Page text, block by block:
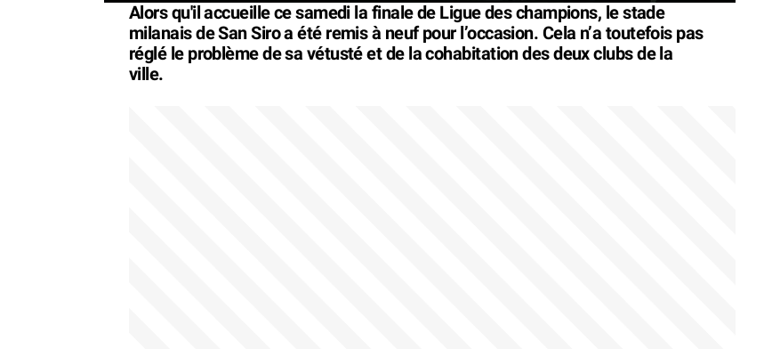
Alors qu'il accueille ce samedi la finale de Ligue des champions, le stade
milanais de San Siro a été remis à neuf pour l’occasion. Cela n’a toutefois pas
réglé le problème de sa vétusté et de la cohabitation des deux clubs de la
ville.